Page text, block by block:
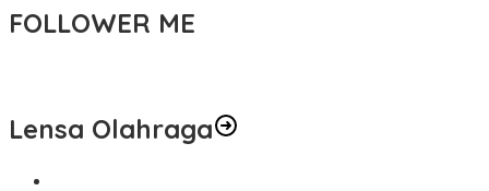
FOLLOWER ME
Lensa Olahraga